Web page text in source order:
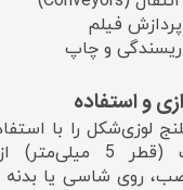
فیلم
و چاپ
و استفاده
لوزی‌شکل را با
پیچ مناسب (قطر 5
روی شاسی یا بدنه